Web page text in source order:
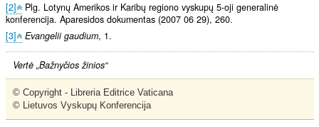
[2]
Plg. Lotynų Amerikos ir Karibų regiono vyskupų 5-oji generalinė
konferencija. Aparesidos dokumentas (2007 06 29), 260.
[3]
Evangelii gaudium, 1.
Vertė „Bažnyčios žinios“
© Copyright - Libreria Editrice Vaticana
© Lietuvos Vyskupų Konferencija